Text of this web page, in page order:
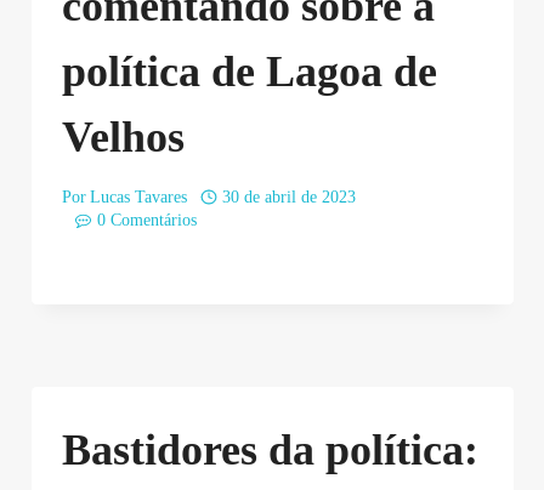
política de Lagoa de
Velhos
Por Lucas Tavares
30 de abril de 2023
0 Comentários
Bastidores da política: